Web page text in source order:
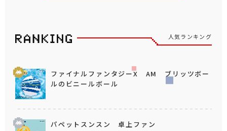
人気ランキング
ファイナルファンタジーX AM ブリッツボー
ルのビニールボール
パペットスンスン 卓上ファン